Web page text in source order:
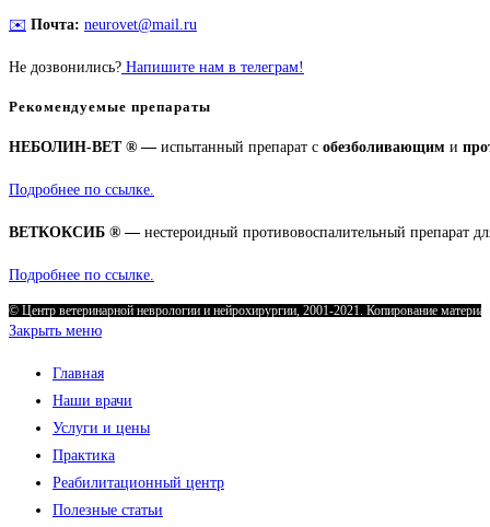
✉️ Почта: neurovet@mail.ru
Не дозвонились? Напишите нам в телеграм!
Рекомендуемые препараты
НЕБОЛИН-ВЕТ ® — испытанный препарат с обезболивающим и
Подробнее по ссылке.
ВЕТКОКСИБ ® — нестероидный противовоспалительный препарат
Подробнее по ссылке.
© Центр ветеринарной неврологии и нейрохирургии, 2001-2021. Копирование
Закрыть меню
Главная
Наши врачи
Услуги и цены
Практика
Реабилитационный центр
Полезные статьи